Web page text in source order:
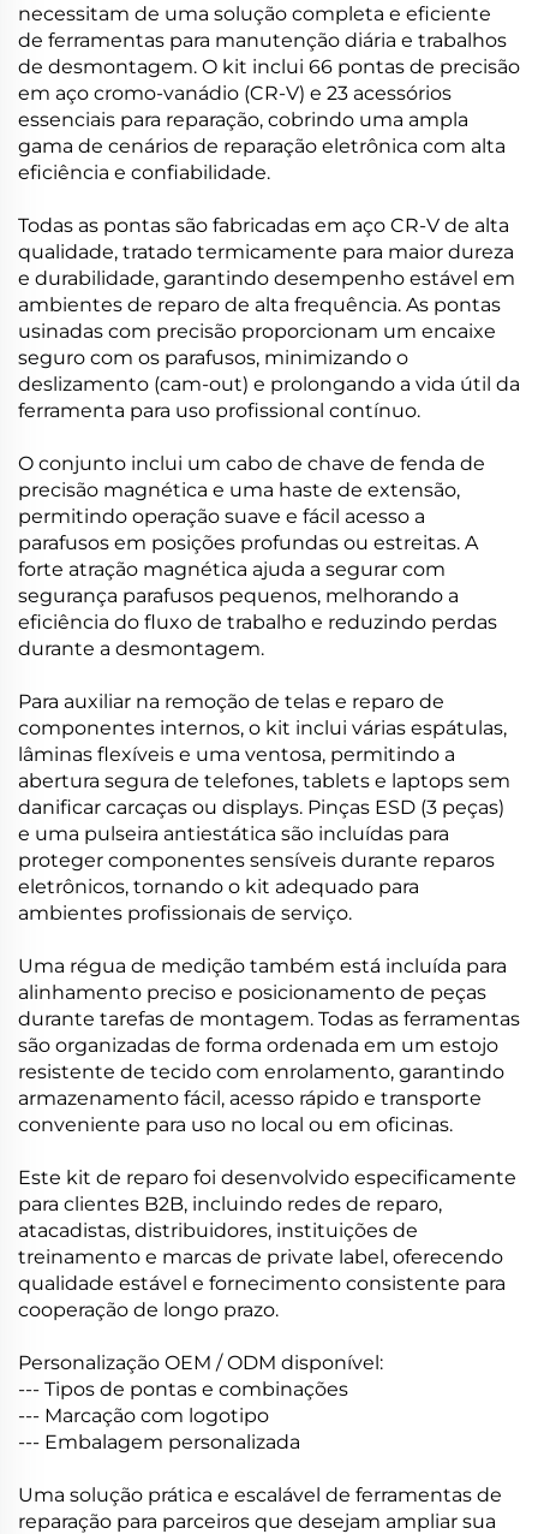
necessitam de uma solução completa e eficiente
de ferramentas para manutenção diária e trabalhos
de desmontagem. O kit inclui 66 pontas de precisão
em aço cromo-vanádio (CR-V) e 23 acessórios
essenciais para reparação, cobrindo uma ampla
gama de cenários de reparação eletrônica com alta
eficiência e confiabilidade.
Todas as pontas são fabricadas em aço CR-V de alta
qualidade, tratado termicamente para maior dureza
e durabilidade, garantindo desempenho estável em
ambientes de reparo de alta frequência. As pontas
usinadas com precisão proporcionam um encaixe
seguro com os parafusos, minimizando o
deslizamento (cam-out) e prolongando a vida útil da
ferramenta para uso profissional contínuo.
O conjunto inclui um cabo de chave de fenda de
precisão magnética e uma haste de extensão,
permitindo operação suave e fácil acesso a
parafusos em posições profundas ou estreitas. A
forte atração magnética ajuda a segurar com
segurança parafusos pequenos, melhorando a
eficiência do fluxo de trabalho e reduzindo perdas
durante a desmontagem.
Para auxiliar na remoção de telas e reparo de
componentes internos, o kit inclui várias espátulas,
lâminas flexíveis e uma ventosa, permitindo a
abertura segura de telefones, tablets e laptops sem
danificar carcaças ou displays. Pinças ESD (3 peças)
e uma pulseira antiestática são incluídas para
proteger componentes sensíveis durante reparos
eletrônicos, tornando o kit adequado para
ambientes profissionais de serviço.
Uma régua de medição também está incluída para
alinhamento preciso e posicionamento de peças
durante tarefas de montagem. Todas as ferramentas
são organizadas de forma ordenada em um estojo
resistente de tecido com enrolamento, garantindo
armazenamento fácil, acesso rápido e transporte
conveniente para uso no local ou em oficinas.
Este kit de reparo foi desenvolvido especificamente
para clientes B2B, incluindo redes de reparo,
atacadistas, distribuidores, instituições de
treinamento e marcas de private label, oferecendo
qualidade estável e fornecimento consistente para
cooperação de longo prazo.
Personalização OEM / ODM disponível:
--- Tipos de pontas e combinações
--- Marcação com logotipo
--- Embalagem personalizada
Uma solução prática e escalável de ferramentas de
reparação para parceiros que desejam ampliar sua